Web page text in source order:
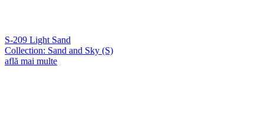
S-209 Light Sand
Collection: Sand and Sky (S)
află mai multe